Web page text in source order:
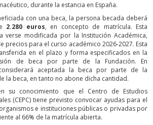
durante la estancia en España.
con una beca, la persona becada deberá
2.280 euros, en concepto de matrícula. Esta
verse modificada por la Institución Académica,
precios para el curso académico 2026-2027. Esta
en el plazo y forma especificados en la
de beca por parte de la Fundación. En
aceptada la beca por parte de la
la beca, en tanto no abone dicha cantidad.
su conocimiento que el Centro de Estudios
(CEPC) tiene previsto convocar ayudas para el
e instituciones públicas o privadas por
al 66% de la matrícula abierta.